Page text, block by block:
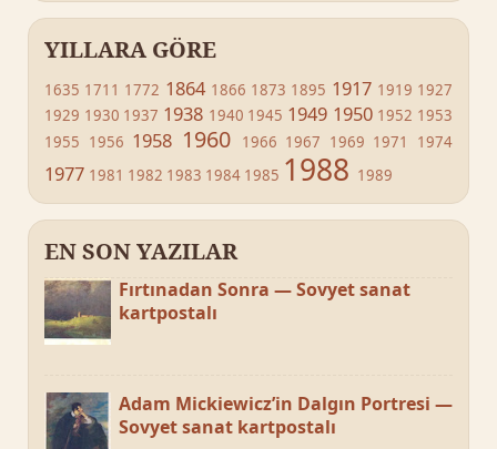
YILLARA GÖRE
1635 1711 1772 1864 1866 1873 1895 1917 1919 1927
1929 1930 1937 1938 1940 1945 1949 1950 1952 1953
1955 1956 1958 1960 1966 1967 1969 1971 1974
1977 1981 1982 1983 1984 1985 1988 1989
EN SON YAZILAR
Fırtınadan Sonra — Sovyet sanat
kartpostalı
Adam Mickiewicz’in Dalgın Portresi —
Sovyet sanat kartpostalı